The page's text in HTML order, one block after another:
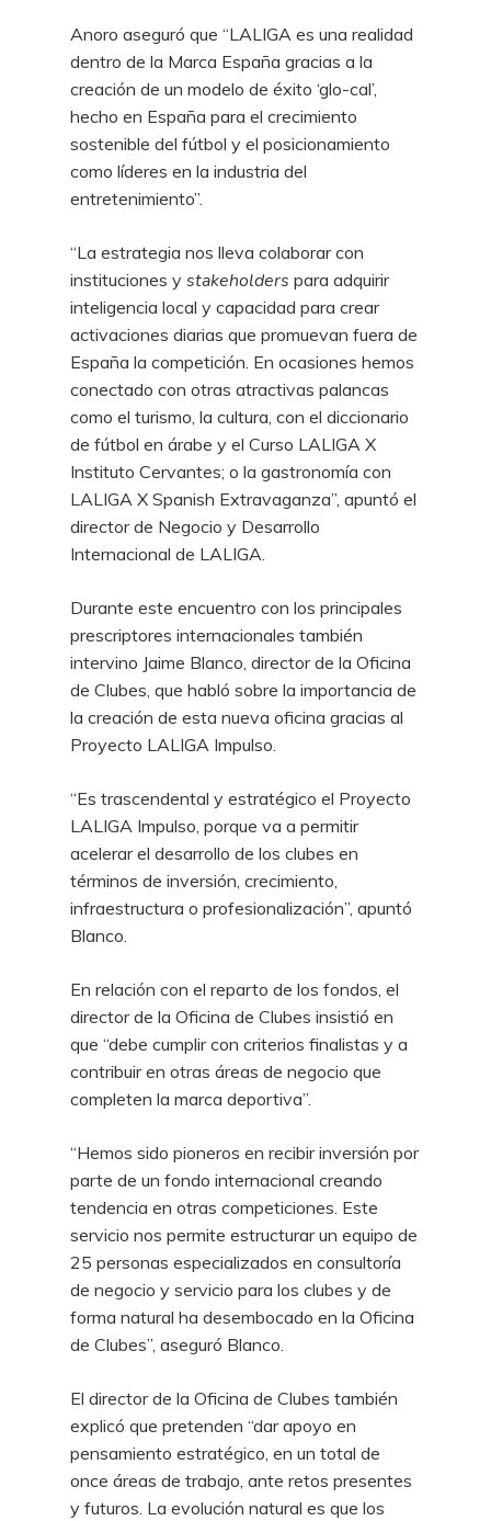
Anoro aseguró que “LALIGA es una realidad
dentro de la Marca España gracias a la
creación de un modelo de éxito ‘glo-cal’,
hecho en España para el crecimiento
sostenible del fútbol y el posicionamiento
como líderes en la industria del
entretenimiento”.
“La estrategia nos lleva colaborar con
instituciones ystakeholders para adquirir
inteligencia local y capacidad para crear
activaciones diarias que promuevan fuera de
España la competición. En ocasiones hemos
conectado con otras atractivas palancas
como el turismo, la cultura, con el diccionario
de fútbol en árabe y el Curso LALIGA X
Instituto Cervantes; o la gastronomía con
LALIGA X Spanish Extravaganza”, apuntó el
director de Negocio y Desarrollo
Internacional de LALIGA.
Durante este encuentro con los principales
prescriptores internacionales también
intervino Jaime Blanco, director de la Oficina
de Clubes, que habló sobre la importancia de
la creación de esta nueva oficina gracias al
Proyecto LALIGA Impulso.
“Es trascendental y estratégico el Proyecto
LALIGA Impulso, porque va a permitir
acelerar el desarrollo de los clubes en
términos de inversión, crecimiento,
infraestructura o profesionalización”, apuntó
Blanco.
En relación con el reparto de los fondos, el
director de la Oficina de Clubes insistió en
que “debe cumplir con criterios finalistas y a
contribuir en otras áreas de negocio que
completen la marca deportiva”.
“Hemos sido pioneros en recibir inversión por
parte de un fondo internacional creando
tendencia en otras competiciones. Este
servicio nos permite estructurar un equipo de
25 personas especializados en consultoría
de negocio y servicio para los clubes y de
forma natural ha desembocado en la Oficina
de Clubes”, aseguró Blanco.
El director de la Oficina de Clubes también
explicó que pretenden “dar apoyo en
pensamiento estratégico, en un total de
once áreas de trabajo, ante retos presentes
y futuros. La evolución natural es que los